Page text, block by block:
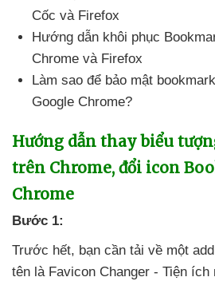
Cốc và Firefox
Hướng dẫn khôi phục
Chrome và Firefox
Làm sao để bảo mật
Google Chrome?
Hướng dẫn thay biểu
trên Chrome, đổi icon
Chrome
Bước 1:
Trước hết, bạn cần tải về một
tên là Favicon Changer - Tiện ích